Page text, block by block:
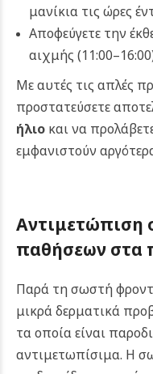
μανίκια τις ώρες
Αποφεύγετε την
αιχμής
Με αυτές τις απλές
προστατεύσετε
ήλιο και να
εμφανιστούν
Αντιμετώπιση
παθήσεων στα
Παρά τη σωστή
μικρά δερματικά
τα οποία είναι
αντιμετωπίσιμα. Η